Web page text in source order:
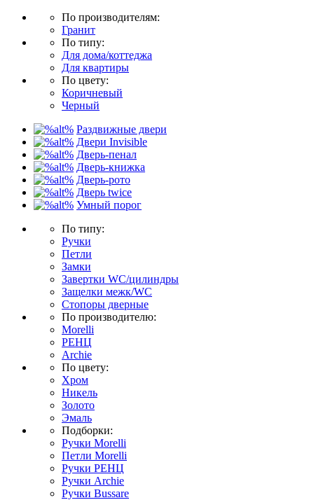
По производителям:
Гранит
По типу:
Для дома/коттеджа
Для квартиры
По цвету:
Коричневый
Черный
Раздвижные двери
Двери Invisible
Дверь-пенал
Дверь-книжка
Дверь-рото
Дверь twice
Умный порог
По типу:
Ручки
Петли
Замки
Завертки WC/цилиндры
Защелки межк/WC
Стопоры дверные
По производителю:
Morelli
РЕНЦ
Archie
По цвету:
Хром
Никель
Золото
Эмаль
Подборки:
Ручки Morelli
Петли Morelli
Ручки РЕНЦ
Ручки Archie
Ручки Bussare